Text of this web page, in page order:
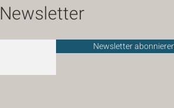
Newsletter
Newsletter